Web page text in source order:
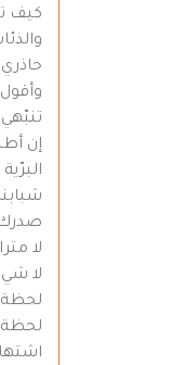
كيف
وأقول
إن
صدرك
لا
لا
لحظة
لحظة